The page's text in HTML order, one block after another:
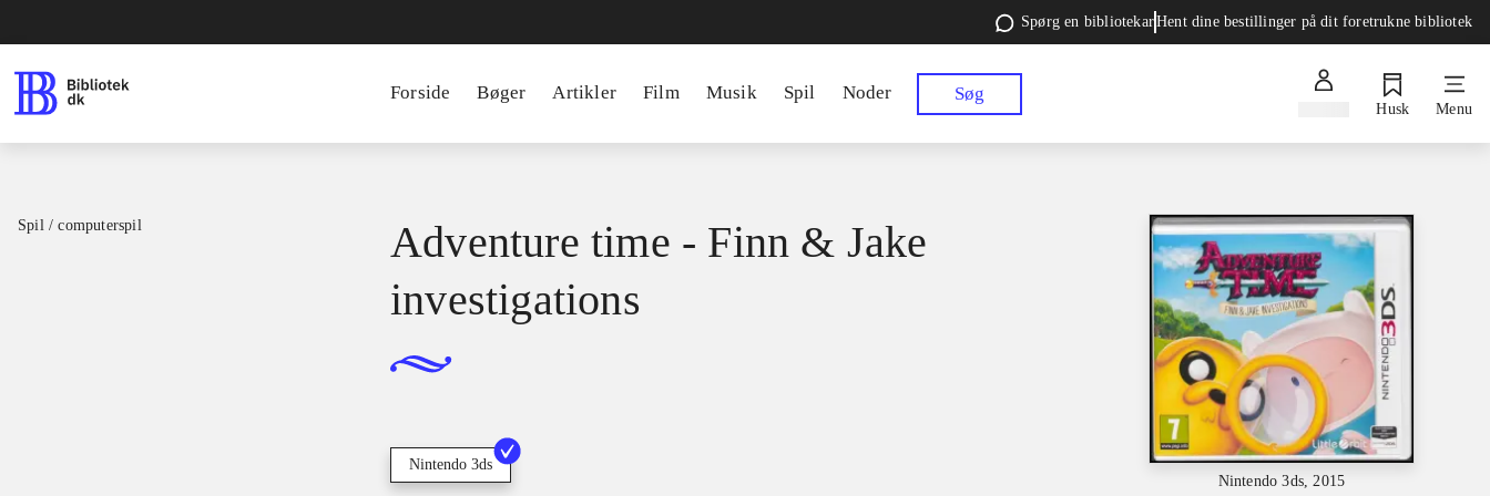
Spørg en bibliotekarHent dine bestillinger på dit foretrukne bibliotek
Forside Bøger Artikler Film Musik Spil Noder Søg
Husk Menu
Spil / computerspil
Nintendo 3ds, 2015
Adventure time - Finn & Jake
investigations
Nintendo 3ds